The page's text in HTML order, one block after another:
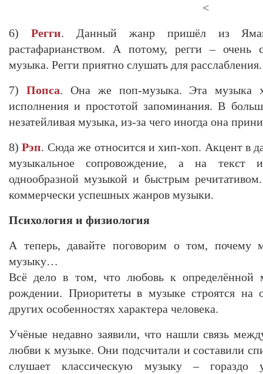
<
6) Регги. Данный жанр пришёл из
растафарианством. А потому, регги – очень
музыка. Регги приятно слушать для расслабления.
7) Попса. Она же поп-музыка. Эта музыка
исполнения и простотой запоминания. В
незатейливая музыка, из-за чего иногда она
8)Рэп. Сюда же относится и хип-хоп. Акцент в
музыкальное сопровождение, а на текст и
однообразной музыкой и быстрым
коммерчески успешных жанров музыки.
Психология и физиология
А теперь, давайте поговорим о том,
музыку…
Всё дело в том, что любовь к определённой
рождении. Приоритеты в музыке строятся на
других особенностях характера человека.
Учёные недавно заявили, что нашли связь
любви к музыке. Они подсчитали и составили
слушает классическую музыку – гораздо